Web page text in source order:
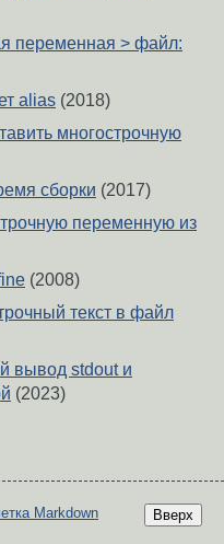
переменная > файл:
alias (2018)
многострочную
сборки (2017)
переменную из
(2008)
текст в файл
вывод stdout и
(2023)
Вверх
Markdown